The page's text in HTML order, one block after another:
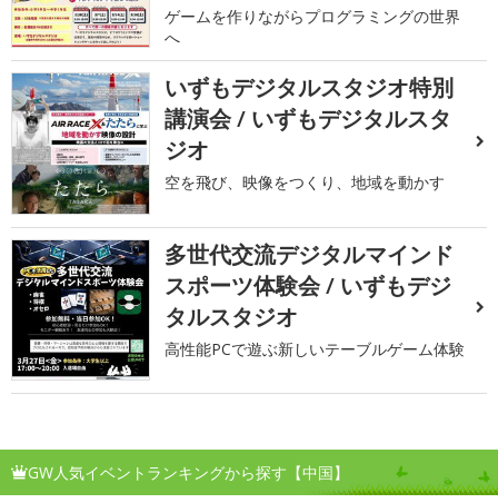
ゲームを作りながらプログラミングの世界
へ
いずもデジタルスタジオ特別
講演会 / いずもデジタルスタ
ジオ
空を飛び、映像をつくり、地域を動かす
多世代交流デジタルマインド
スポーツ体験会 / いずもデジ
タルスタジオ
高性能PCで遊ぶ新しいテーブルゲーム体験
GW人気イベントランキングから探す【中国】